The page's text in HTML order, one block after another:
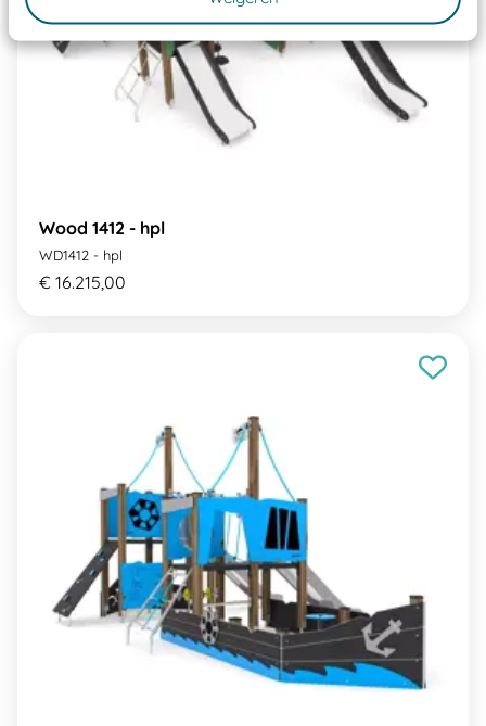
Wood 1412 - hpl
WD1412 - hpl
€ 16.215,00